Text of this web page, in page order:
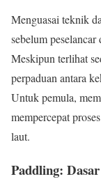
Menguasai teknik
sebelum
Meskipun terlihat
perpaduan antara
Untuk pemula,
mempercepat
laut.
Paddling: